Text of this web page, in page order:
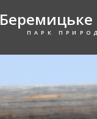
Беремицьке
ПАРК